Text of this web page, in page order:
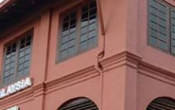
SELAMAT DATANG KE